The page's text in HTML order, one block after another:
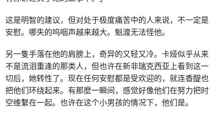
这是明智的建议，但对处于极度痛苦中的人来说，不一定是
安慰。哪失的呜咽声越来越大。魁渡无法怪他。
另一隻手落在他的肩膀上，奇异的又轻又冷。卡娅似乎从来
不是流泪重逢的那类人，但也许在新非瑞克西亚上看到这一
切后，她转性了。现在任何安慰都是受欢迎的，就连香醍也
把他们环绕起来。有那麽一瞬间，感觉好像他们在努力把时
空维繫在一起。也许在这个小男孩的情况下，他们是。